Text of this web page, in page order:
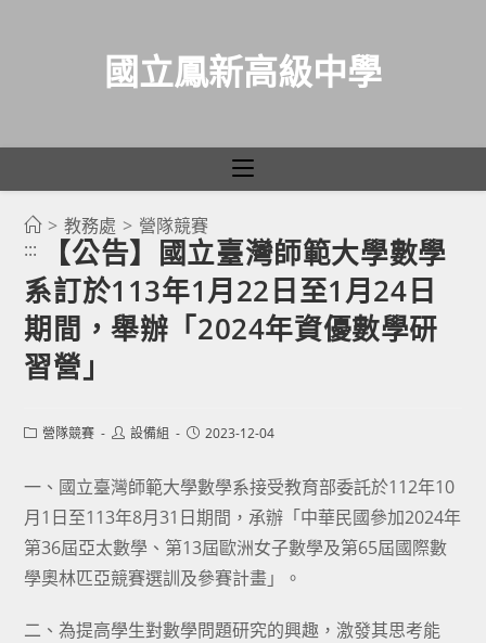
國立鳳新高級中學
> 教務處 > 營隊競賽
:::
【公告】國立臺灣師範大學數學
系訂於113年1月22日至1月24日
期間，舉辦「2024年資優數學研
習營」
Post營隊競賽
Post設備組
Post2023-12-04
一、國立臺灣師範大學數學系接受教育部委託於112年10
月1日至113年8月31日期間，承辦「中華民國參加2024年
第36屆亞太數學、第13屆歐洲女子數學及第65屆國際數
學奧林匹亞競賽選訓及參賽計畫」。
二、為提高學生對數學問題研究的興趣，激發其思考能